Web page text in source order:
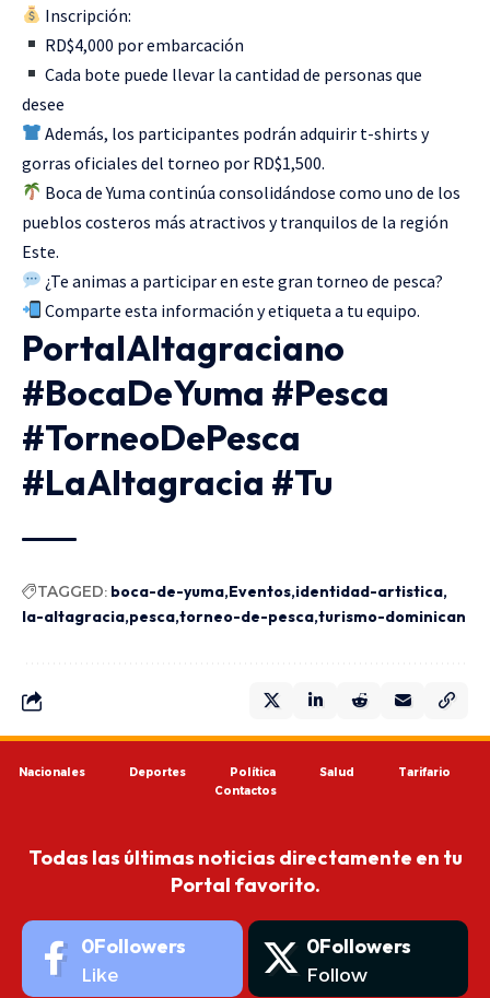
Inscripción:
RD$4,000 por embarcación
Cada bote puede llevar la cantidad de personas que
desee
Además, los participantes podrán adquirir t-shirts y
gorras oficiales del torneo por RD$1,500.
Boca de Yuma continúa consolidándose como uno de los
pueblos costeros más atractivos y tranquilos de la región
Este.
¿Te animas a participar en este gran torneo de pesca?
Comparte esta información y etiqueta a tu equipo.
PortalAltagraciano
#BocaDeYuma #Pesca
#TorneoDePesca
#LaAltagracia #Tu
TAGGED: boca-de-yuma Eventos identidad-artistica
la-altagracia pesca torneo-de-pesca turismo-dominican
Nacionales Deportes Política Salud
Tarifario
Contactos
Todas las últimas noticias directamente en tu
Portal favorito.
0Followers
Like
0Followers
Follow